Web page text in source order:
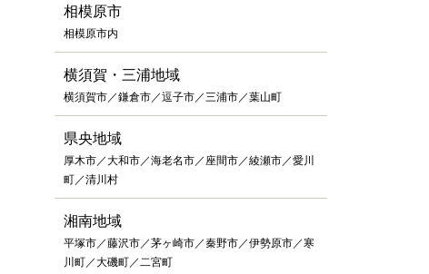
相模原市
相模原市内
横須賀・三浦地域
横須賀市／鎌倉市／逗子市／三浦市／葉山町
県央地域
厚木市／大和市／海老名市／座間市／綾瀬市／愛川
町／清川村
湘南地域
平塚市／藤沢市／茅ヶ崎市／秦野市／伊勢原市／寒
川町／大磯町／二宮町